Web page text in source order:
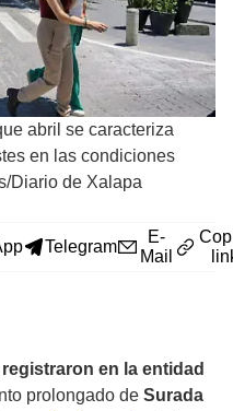
abril se caracteriza
en las condiciones
Diario de Xalapa
Telegram
E-
Mail
en la entidad
prolongado de Surada